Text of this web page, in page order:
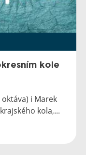
kole
i Marek
kola,...